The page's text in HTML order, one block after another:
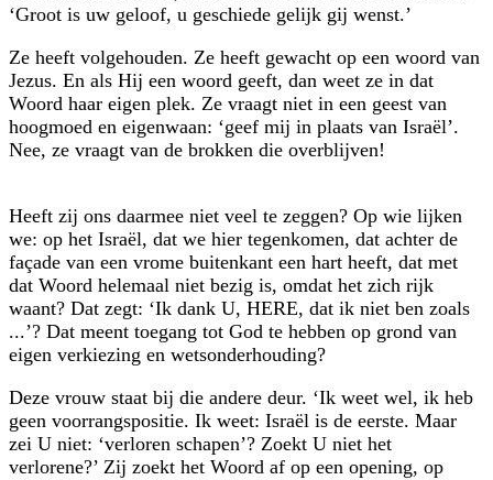
‘Groot is uw geloof, u geschiede gelijk gij wenst.’
Ze heeft volgehouden. Ze heeft gewacht op een woord van
Jezus. En als Hij een woord geeft, dan weet ze in dat
Woord haar eigen plek. Ze vraagt niet in een geest van
hoogmoed en eigenwaan: ‘geef mij in plaats van Israël’.
Nee, ze vraagt van de brokken die overblijven!
Heeft zij ons daarmee niet veel te zeggen? Op wie lijken
we: op het Israël, dat we hier tegenkomen, dat achter de
façade van een vrome buitenkant een hart heeft, dat met
dat Woord helemaal niet bezig is, omdat het zich rijk
waant? Dat zegt: ‘Ik dank U, HERE, dat ik niet ben zoals
...’? Dat meent toegang tot God te hebben op grond van
eigen verkiezing en wetsonderhouding?
Deze vrouw staat bij die andere deur. ‘Ik weet wel, ik heb
geen voorrangspositie. Ik weet: Israël is de eerste. Maar
zei U niet: ‘verloren schapen’? Zoekt U niet het
verlorene?’ Zij zoekt het Woord af op een opening, op